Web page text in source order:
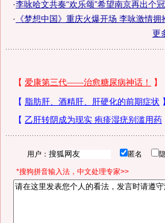
·李咏哈文共奏“欢乐颂”希望南京再出个
·
《梦想中国》重庆火爆开场 李咏激情拥
更
用户： 匿名
*搜狗拼音输入法，中文处理专家>>